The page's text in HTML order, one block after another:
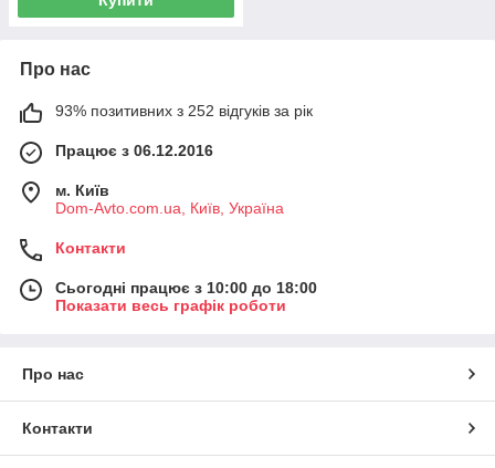
Про нас
93% позитивних з 252 відгуків за рік
Працює з 06.12.2016
м. Київ
Dom-Avto.com.ua, Київ, Україна
Контакти
Сьогодні працює з 10:00 до 18:00
Показати весь графік роботи
Про нас
Контакти